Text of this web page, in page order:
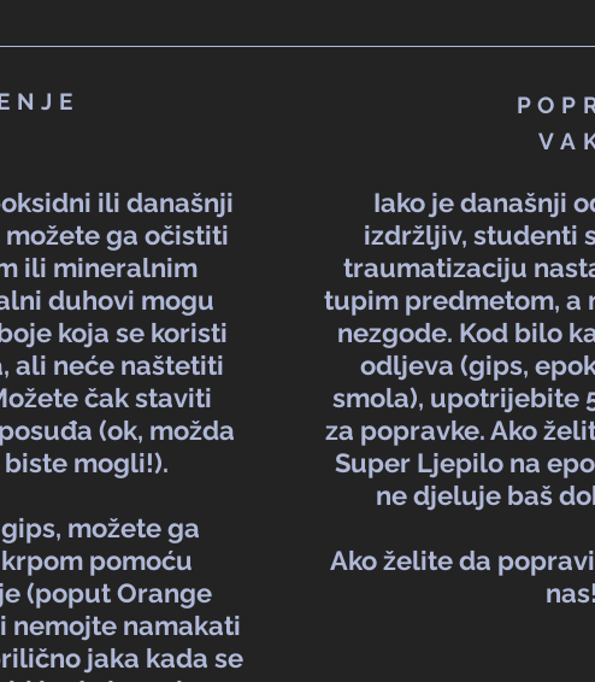
ili današnji
ga očistiti
ili mineralnim
duhovi mogu
koja se koristi
ali neće naštetiti
čak staviti
(ok, možda
mogli!).
možete ga
pomoću
(poput Orange
nemojte namakati
jaka kada se
Iako je današnji
izdržljiv, studenti
traumatizaciju
tupim predmetom, a
nezgode. Kod bilo
odljeva (gips,
smola), upotrijebite
za popravke. Ako
Super Ljepilo na
ne djeluje baš
Ako želite da
nas!